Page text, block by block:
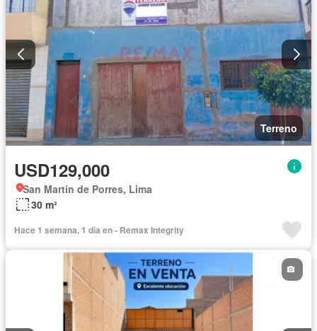
Terreno
USD129,000
San Martín de Porres, Lima
30 m²
Hace 1 semana, 1 día en - Remax Integrity